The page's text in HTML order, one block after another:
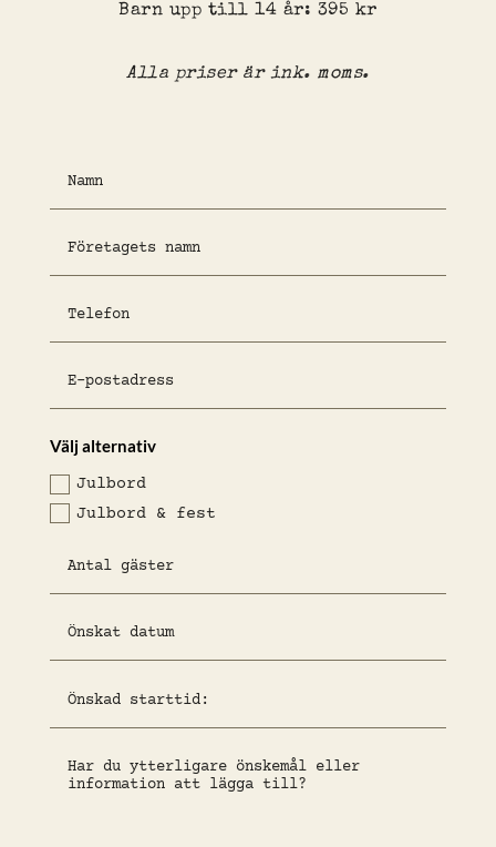
Barn upp till 14 år: 395 kr
Alla priser är ink. moms.
Välj alternativ
Julbord
Julbord & fest